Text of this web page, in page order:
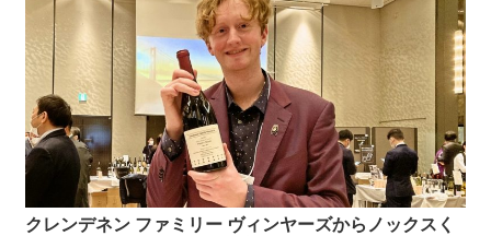
クレンデネン ファミリー ヴィンヤーズからノックスく